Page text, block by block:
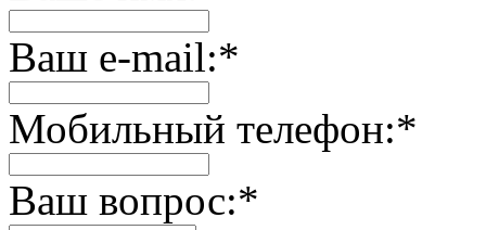
Ваш e-mail:*
Мобильный телефон:*
Ваш вопрос:*